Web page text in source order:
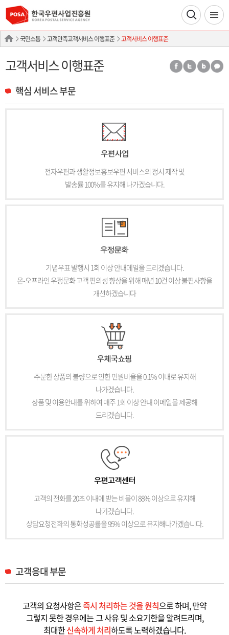
국민소통 고객만족고객서비스 이행표준 고객서비스 이행표준
고객서비스 이행표준
핵심 서비스 부문
전자우편과 생활정보홍보우편 서비스의 정시 제작 및
발송률 100%를 유지해 나가겠습니다.
기념우표 발행시 1회 이상 안내메일을 드리겠습니다.
온-오프라인 우정문화 고객 편의성 향상을 위해 매년 10건 이상 불편사항을
개선하겠습니다
주문한 상품의 불량으로 인한 민원비율을 0.1% 이내로 유지해
나가겠습니다.
상품 및 이용안내를 위하여 매주 1회 이상 안내 이메일을 제공해
드리겠습니다.
고객의 전화를 20초 이내에 받는 비율이 88% 이상으로 유지해
나가겠습니다.
상담요청전화의 통화성공률을 95% 이상으로 유지해나가겠습니다.
고객응대 부문
고객의 요청사항은즉시 처리하는 것을 원칙으로 하며, 만약
그렇지 못한 경우에는 그 사유 및 소요기한을 알려드리며,
최대한신속하게 처리하도록 노력하겠습니다.